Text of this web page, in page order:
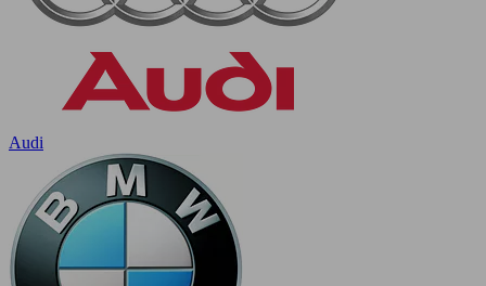
Audi